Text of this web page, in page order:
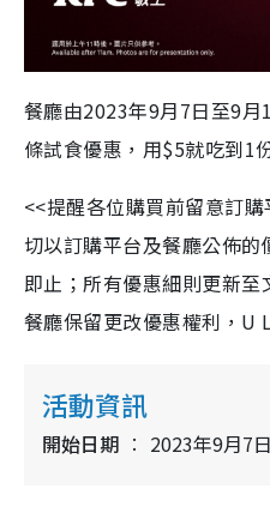
餐廳由2023年9月7日至9
條試食優惠，用$5就吃到1
<<提醒各位購買前留意訂
切以訂購平台及餐廳公佈
即止；所有優惠細則更新
餐廳保留更改優惠權利，
活動資訊
開始日期 2023年9月7